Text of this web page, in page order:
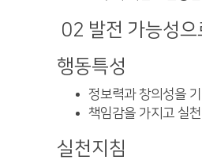
02 발전 가능성으
행동특성
정보력과 창의성을
책임감을 가지고 실
실천지침